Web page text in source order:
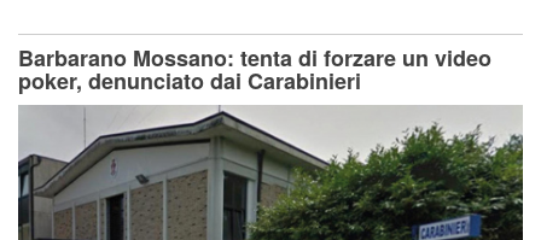
Barbarano Mossano: tenta di forzare un video
poker, denunciato dai Carabinieri